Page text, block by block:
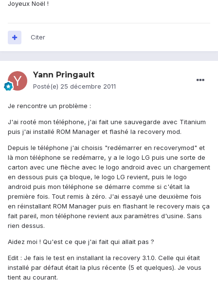
Joyeux Noël !
Citer
Yann Pringault
Posté(e) 25 décembre 2011
Je rencontre un problème :
J'ai rooté mon téléphone, j'ai fait une sauvegarde avec Titanium
puis j'ai installé ROM Manager et flashé la recovery mod.
Depuis le téléphone j'ai choisis "redémarrer en recoverymod" et
là mon téléphone se redémarre, y a le logo LG puis une sorte de
carton avec une flèche avec le logo android avec un chargement
en dessous puis ça bloque, le logo LG revient, puis le logo
android puis mon téléphone se démarre comme si c'était la
première fois. Tout remis à zéro. J'ai essayé une deuxième fois
en réinstallant ROM Manager puis en flashant le recovery mais ça
fait pareil, mon téléphone revient aux paramètres d'usine. Sans
rien dessus.
Aidez moi ! Qu'est ce que j'ai fait qui allait pas ?
Edit : Je fais le test en installant la recovery 3.1.0. Celle qui était
installé par défaut était la plus récente (5 et quelques). Je vous
tient au courant.